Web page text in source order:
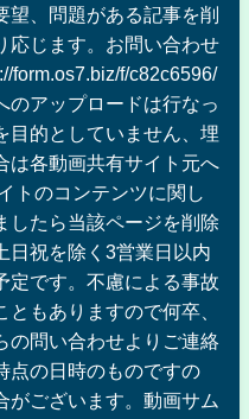
望、問題がある記事を削
応じます。お問い合わせ
form.os7.biz/f/c82c6596/
のアップロードは行なっ
目的としていません、埋
は各動画共有サイト元へ
トのコンテンツに関し
したら当該ページを削除
日祝を除く3営業日以内
定です。不慮による事故
もありますので何卒、
の問い合わせよりご連絡
点の日時のものですの
がございます。動画サム